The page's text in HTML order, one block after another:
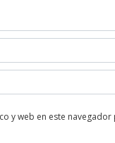
y web en este